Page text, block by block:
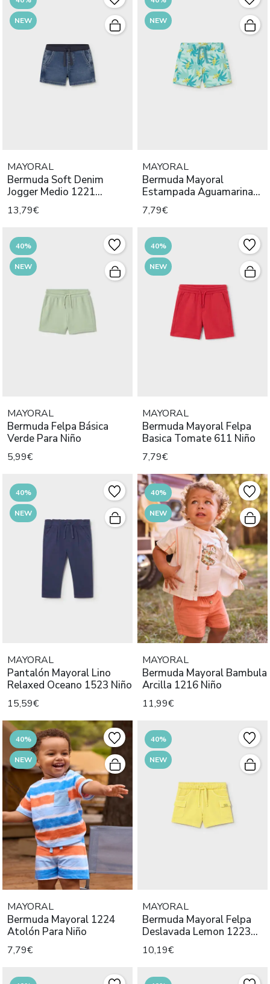
NEW
MAYORAL
Bermuda Soft Denim
Jogger Medio 1221
Mayoral Niño
13,79€
NEW
MAYORAL
Bermuda Mayoral
Estampada Aguamarina
1224 Niño
7,79€
40%
NEW
MAYORAL
Bermuda Felpa Básica
Verde Para Niño
5,99€
40%
NEW
MAYORAL
Bermuda Mayoral Felpa
Basica Tomate 611 Niño
7,79€
40%
NEW
MAYORAL
Pantalón Mayoral Lino
Relaxed Oceano 1523 Niño
15,59€
40%
NEW
MAYORAL
Bermuda Mayoral Bambula
Arcilla 1216 Niño
11,99€
40%
NEW
MAYORAL
Bermuda Mayoral 1224
Atolón Para Niño
7,79€
40%
NEW
MAYORAL
Bermuda Mayoral Felpa
Deslavada Lemon 1223
Niño
10,19€